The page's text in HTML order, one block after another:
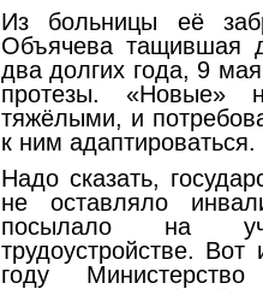
Из больницы её
Объячева тащившая
два долгих года, 9
протезы. «Новые»
тяжёлыми, и
к ним адаптироваться.
Надо сказать,
не оставляло
посылало на
трудоустройстве.
году Министерство